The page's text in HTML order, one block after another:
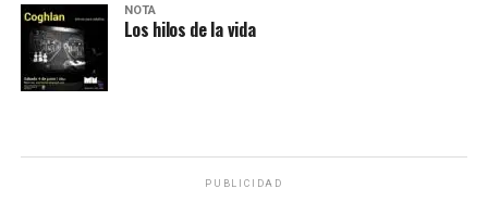
NOTA
Los hilos de la vida
PUBLICIDAD